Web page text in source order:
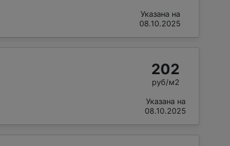
Указана на
08.10.2025
202
руб/м2
Указана на
08.10.2025